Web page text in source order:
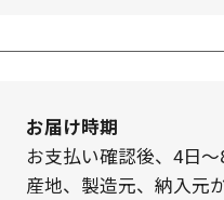
お届け時期
お支払い確認後、4日
産地、製造元、納入元